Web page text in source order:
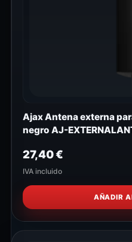
Ajax Antena externa
negro AJ-
27,40€
IVA incluido
AÑADIR